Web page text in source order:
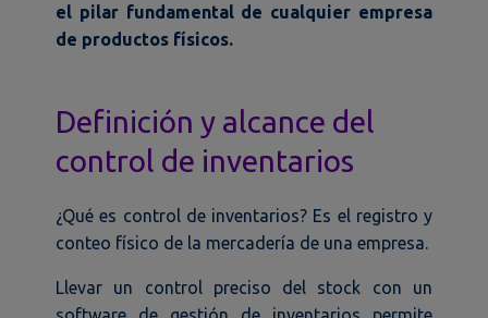
el pilar fundamental de cualquier empresa
de productos físicos.
Definición y alcance del
control de inventarios
¿Qué es control de inventarios? Es el registro y
conteo físico de la mercadería de una empresa.
Llevar un control preciso del stock con un